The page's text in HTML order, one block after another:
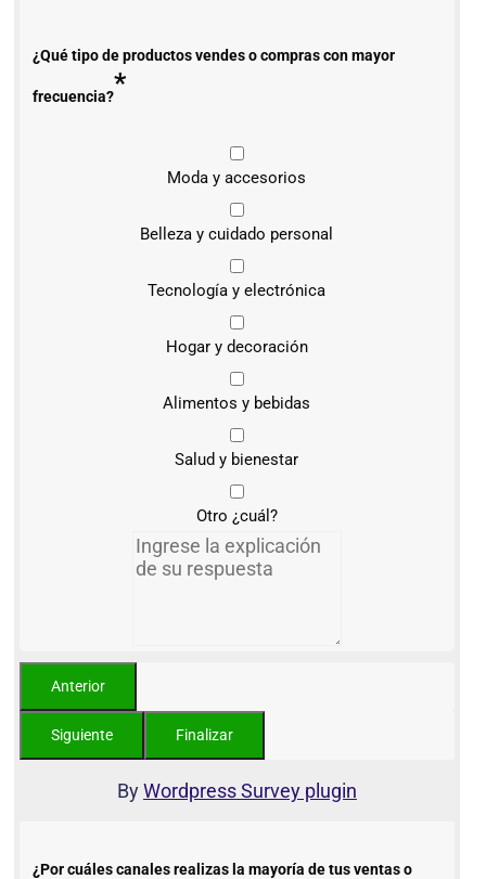
¿Qué tipo de productos vendes o compras con mayor
frecuencia?*
Moda y accesorios
Belleza y cuidado personal
Tecnología y electrónica
Hogar y decoración
Alimentos y bebidas
Salud y bienestar
Otro ¿cuál?
ByWordpress Survey plugin
¿Por cuáles canales realizas la mayoría de tus ventas o